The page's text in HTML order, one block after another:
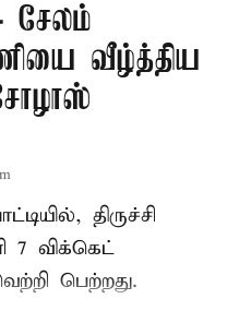
சேலம்
வீழ்த்திய
திருச்சி
விக்கெட்
பெற்றது.